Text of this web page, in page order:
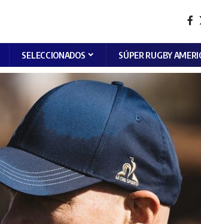
SELECCIONADOS SÚPER RUGBY